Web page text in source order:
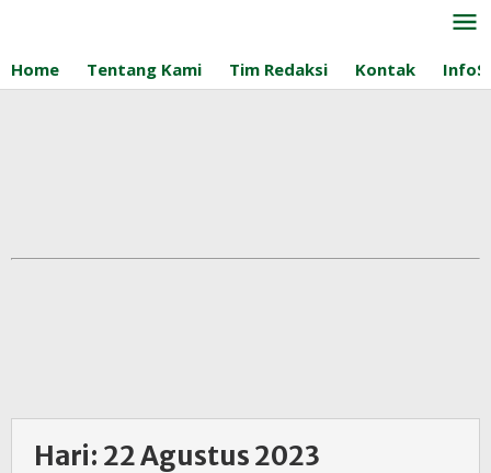
konten
Home Tentang Kami Tim Redaksi Kontak
Hari: 22 Agustus 2023